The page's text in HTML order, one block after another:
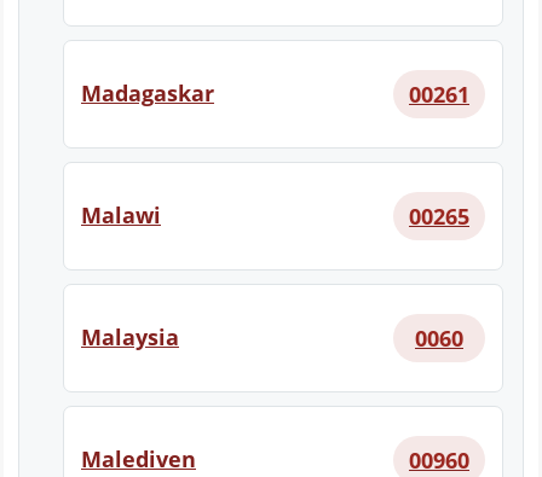
Madagaskar 00261
Malawi 00265
Malaysia 0060
Malediven 00960